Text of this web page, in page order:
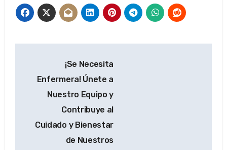
entradas
¡Se Necesita
Enfermera! Únete a
Nuestro Equipo y
Contribuye al
Cuidado y Bienestar
de Nuestros